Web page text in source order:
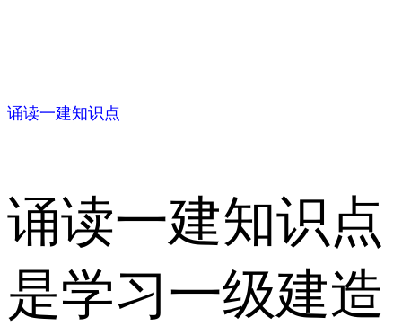
诵读一建知识点
诵读一建知识点
是学习一级建造